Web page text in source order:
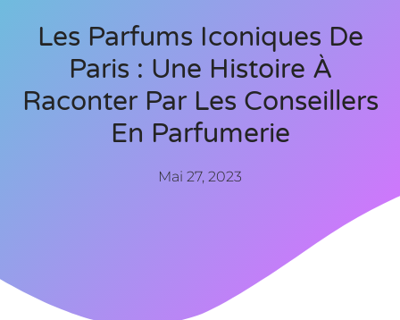
Les Parfums Iconiques De
Paris : Une Histoire À
Raconter Par Les Conseillers
En Parfumerie
Mai 27, 2023